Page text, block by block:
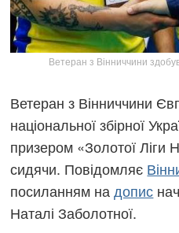
Ветеран з Вінниччини
Ветеран з Вінниччини
національної збірної
призером «Золотої Ліги
сидячи. Повідомляє
посиланням надопис
Наталі Заболотної.